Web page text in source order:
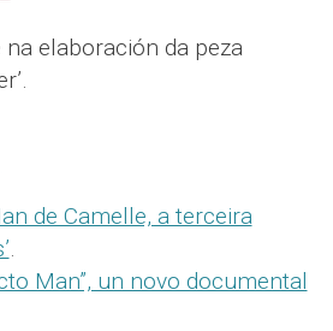
elaboración da peza
de Camelle, a terceira
.
Man”, un novo documental